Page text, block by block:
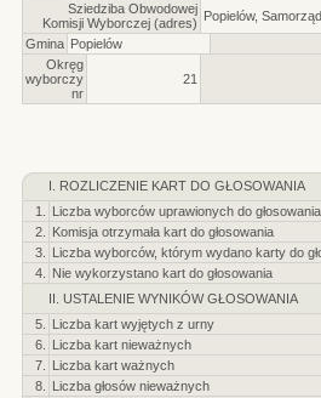
Sziedziba Obwodowej
Komisji Wyborczej (adres) Popielów,
Gmina Popielów
Okręg
wyborczy
nr
21
I. ROZLICZENIE KART DO GŁOSOWANIA
1.
Liczba wyborców uprawionych do
2.
Komisja otrzymała kart do głosowania
3.
Liczba wyborców, którym wydano karty do
4.
Nie wykorzystano kart do głosowania
II. USTALENIE WYNIKÓW GŁOSOWANIA
5.
Liczba kart wyjętych z urny
6.
Liczba kart nieważnych
7.
Liczba kart ważnych
8.
Liczba głosów nieważnych